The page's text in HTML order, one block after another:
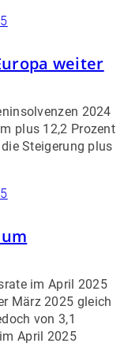
weiter
2024
plus 12,2 Prozent
Steigerung plus
im April 2025
März 2025 gleich
von 3,1
April 2025